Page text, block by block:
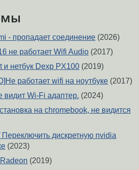
- пропадает соединение (2026)
не работает Wifi Audio (2017)
и нетбук Dexp PX100 (2019)
работает wifi на ноутбуке (2017)
видит Wi-Fi адаптер. (2024)
на chromebook, не видится
Переключить дискретную nvidia
(2023)
(2019)